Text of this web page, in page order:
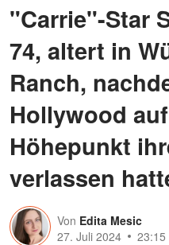
"Carrie"-Star
74, altert in
Ranch,
Hollywood
Höhepunkt
verlassen
Von Edita Mesic
27. Juli 2024
23:15